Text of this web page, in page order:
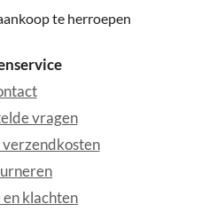
te herroepen
vragen
klachten